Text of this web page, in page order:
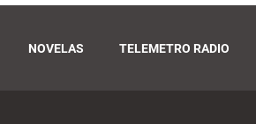
NOVELAS TELEMETRO RADIO